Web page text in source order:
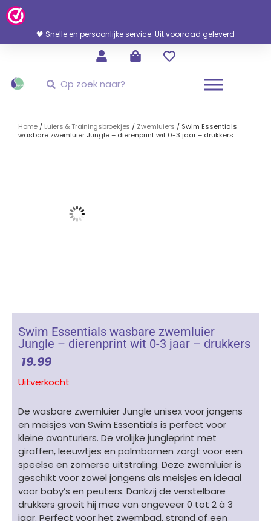
Ga
Naar
Inhoud
🖤 Snelle en persoonlijke service. Uit voorraad geleverd
Home / Luiers & Trainingsbroekjes / Zwemluiers / Swim Essentials
wasbare zwemluier Jungle – dierenprint wit 0-3 jaar – drukkers
Swim Essentials wasbare zwemluier
Jungle – dierenprint wit 0-3 jaar – drukkers
19.99
Uitverkocht
De wasbare zwemluier Jungle unisex voor jongens
en meisjes van Swim Essentials is perfect voor
kleine avonturiers. De vrolijke jungleprint met
giraffen, leeuwtjes en palmbomen zorgt voor een
speelse en zomerse uitstraling. Deze zwemluier is
geschikt voor zowel jongens als meisjes en ideaal
voor baby’s en peuters. Dankzij de verstelbare
drukkers groeit hij mee van ongeveer 0 tot 2 à 3
jaar. Perfect voor het zwembad, strand of een